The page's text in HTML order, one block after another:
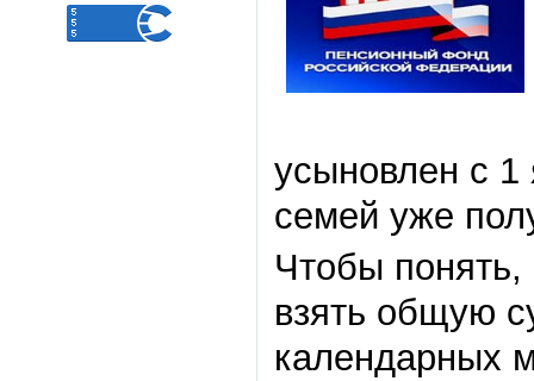
усыновлен с 1
семей уже
Чтобы
взять общую
календарных